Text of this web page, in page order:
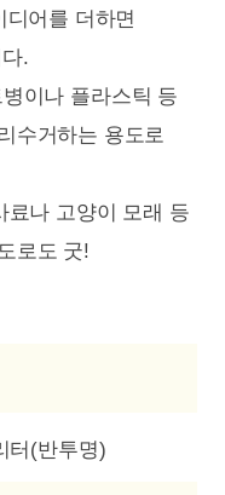
어를 더하면
.
이나 플라스틱 등
수거하는 용도로
료나 고양이 모래 등
로도 굿!
터(반투명)